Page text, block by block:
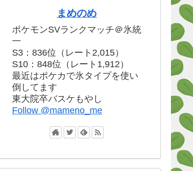
まめのめ
ポケモンSVランクマッチ＠氷統
一
S3：836位（レート2,015）
S10：848位（レート1,912）
最近はポケカで氷タイプを使い
倒してます
東大院卒バスケもやし
Follow @mameno_me